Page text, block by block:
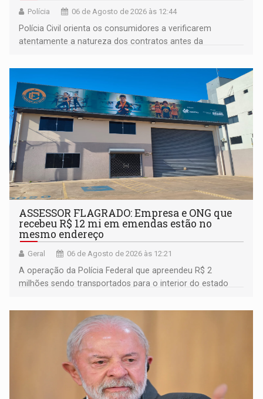
Polícia 06 de Agosto de 2026 às 12:44
Polícia Civil orienta os consumidores a verificarem
atentamente a natureza dos contratos antes da
ASSESSOR FLAGRADO: Empresa e ONG que
recebeu R$ 12 mi em emendas estão no
mesmo endereço
Geral 06 de Agosto de 2026 às 12:21
A operação da Polícia Federal que apreendeu R$ 2
milhões sendo transportados para o interior do estado
ligação do suspeito com um deputado federal do União
Brasil por Rondônia